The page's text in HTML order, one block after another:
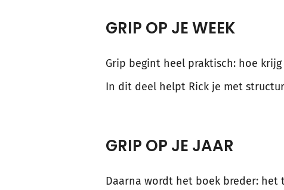
GRIP OP JE WEEK
Grip begint heel praktisch: hoe
In dit deel helpt Rick je met
GRIP OP JE JAAR
Daarna wordt het boek breder: het